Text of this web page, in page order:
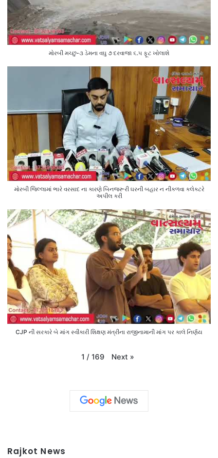
મોરબી મચ્છુ-૩ ડેમના વઘુ ૭ દરવાજા ૬.૫ ફૂટ ખોલાશે
મોરબી જિલ્લામાં ભારે વરસાદ ના કારણે બિનજરૂરી ઘરની બહાર ન નીકળવા કલેક્ટરે
અપીલ કરી
CJP ની સરકારે બે માંગ સ્વીકારી શિક્ષણ મંત્રીના રાજીનામાની માંગ પર કાલે નિર્ણય
1 / 169 Next »
Rajkot News